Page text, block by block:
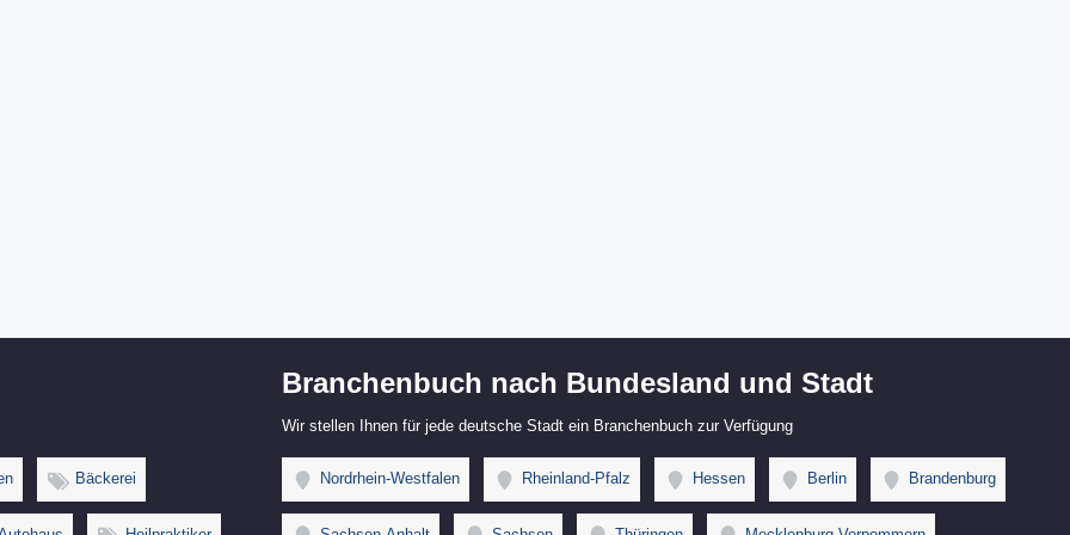
Bäckerei
Branchenbuch nach Bundesland und Stadt
Wir stellen Ihnen für jede deutsche Stadt ein Branchenbuch zur Verfügung
Nordrhein-Westfalen Rheinland-Pfalz Hessen Berlin Brandenburg